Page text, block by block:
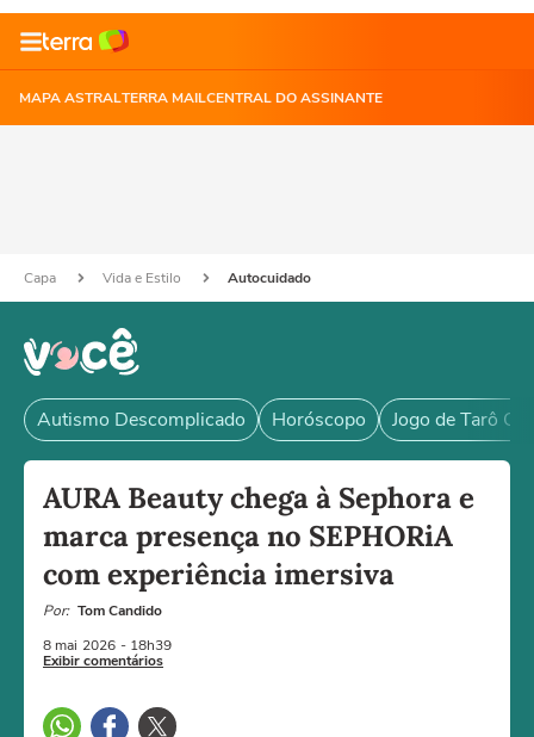
MAPA ASTRALTERRA MAILCENTRAL DO ASSINANTE
Capa Vida e Estilo Autocuidado
Autismo Descomplicado Horóscopo Jogo de Tarô
AURA Beauty chega à Sephora e
marca presença no SEPHORiA
com experiência imersiva
Por: Tom Candido
8 mai 2026 - 18h39
Exibir comentários